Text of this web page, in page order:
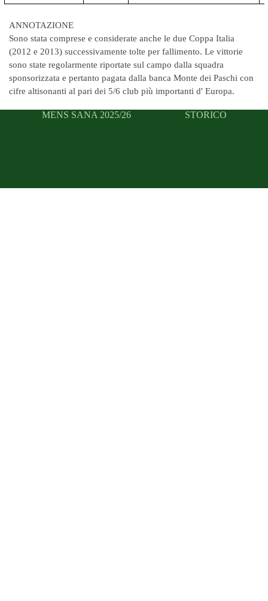
ANNOTAZIONE
Sono stata comprese e considerate anche le due Coppa Italia
(2012 e 2013) successivamente tolte per fallimento. Le vittorie
sono state regolarmente riportate sul campo dalla squadra
sponsorizzata e pertanto pagata dalla banca Monte dei Paschi con
cifre altisonanti al pari dei 5/6 club più importanti d' Europa.
MENS SANA 2025/26 STORICO